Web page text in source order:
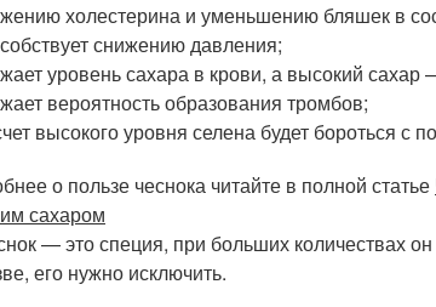
холестерина и уменьшению бляшек в
снижению давления;
уровень сахара в крови, а высокий
вероятность образования тромбов;
высокого уровня селена будет бороться с
о пользе чеснока читайте в полной статье
сахаром
— это специя, при больших количествах
его нужно исключить.